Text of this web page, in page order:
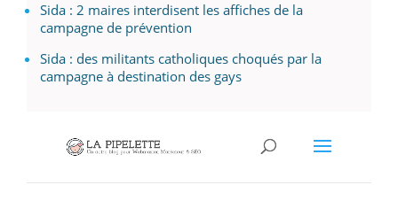
Sida : 2 maires interdisent les affiches de la
campagne de prévention
Sida : des militants catholiques choqués par la
campagne à destination des gays